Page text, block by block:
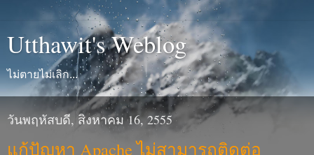
Utthawit's Weblog
ไม่ตายไม่เลิก...
วันพฤหัสบดี, สิงหาคม 16, 2555
แก้ปัญหา Apache ไม่สามารถติดต่อ